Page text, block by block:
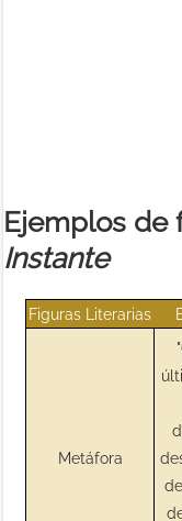
Ejemplos de
Instante
Figuras Literarias
Metáfora